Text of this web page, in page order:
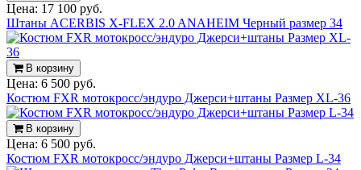
Цена: 17 100 руб.
Штаны ACERBIS X-FLEX 2.0 ANAHEIM Черный размер 34
В корзину
Цена: 6 500 руб.
Костюм FXR мотокросс/эндуро Джерси+штаны Размер XL-36
В корзину
Цена: 6 500 руб.
Костюм FXR мотокросс/эндуро Джерси+штаны Размер L-34